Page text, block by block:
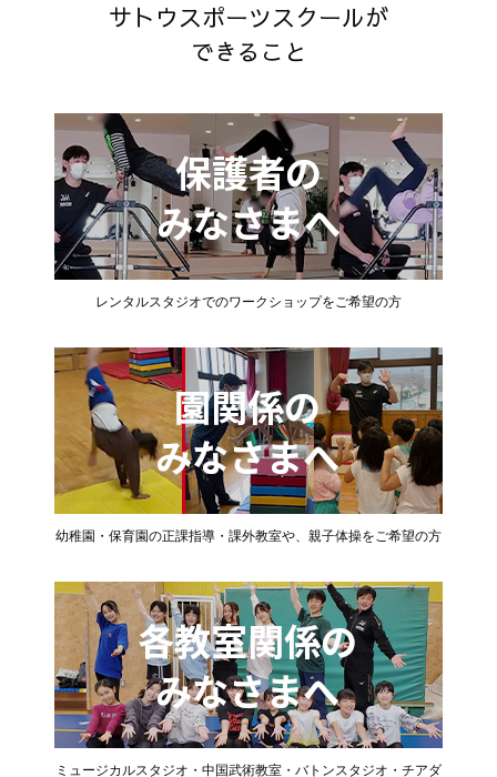
サトウスポーツスクールが
できること
レンタルスタジオでのワークショップをご希望の方
幼稚園・保育園の正課指導・課外教室や、親子体操をご希望の方
ミュージカルスタジオ・中国武術教室・バトンスタジオ・チアダ